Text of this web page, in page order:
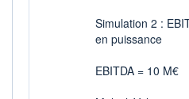
Simulation 2 :
en puissance
EBITDA = 10 M€